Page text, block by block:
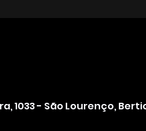
1033 - São Lourenço,